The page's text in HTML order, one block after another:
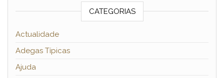
CATEGORIAS
Actualidade
Adegas Típicas
Ajuda